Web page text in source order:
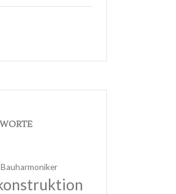
Bauharmoniker